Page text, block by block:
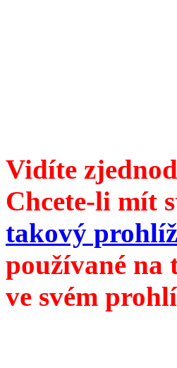
Vidíte
Chcete-li mít
takový
používané na
ve svém